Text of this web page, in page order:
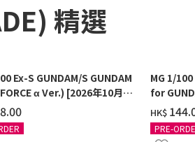
精選
Ex-S GUNDAM/S GUNDAM
α Ver.) [2026年10月發
MG 1/100
for
[2026年9
HK$
PRE-